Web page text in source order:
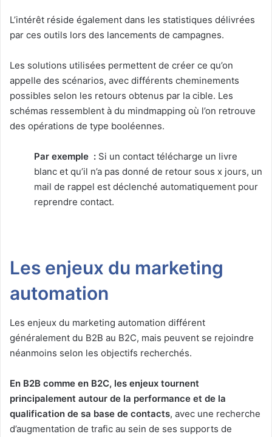
L’intérêt réside également dans les statistiques délivrées
par ces outils lors des lancements de campagnes.
Les solutions utilisées permettent de créer ce qu’on
appelle des scénarios, avec différents cheminements
possibles selon les retours obtenus par la cible. Les
schémas ressemblent à du mindmapping où l’on retrouve
des opérations de type booléennes.
Par exemple : Si un contact télécharge un livre
blanc et qu’il n’a pas donné de retour sous x jours, un
mail de rappel est déclenché automatiquement pour
reprendre contact.
Les enjeux du marketing
automation
Les enjeux du marketing automation différent
généralement du B2B au B2C, mais peuvent se rejoindre
néanmoins selon les objectifs recherchés.
En B2B comme en B2C, les enjeux tournent
principalement autour de la performance et de la
qualification de sa base de contacts, avec une recherche
d’augmentation de trafic au sein de ses supports de